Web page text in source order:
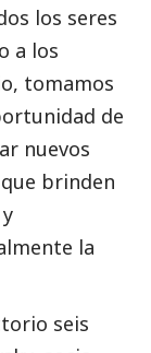
los seres
a los
tomamos
de
nuevos
brinden
la
seis